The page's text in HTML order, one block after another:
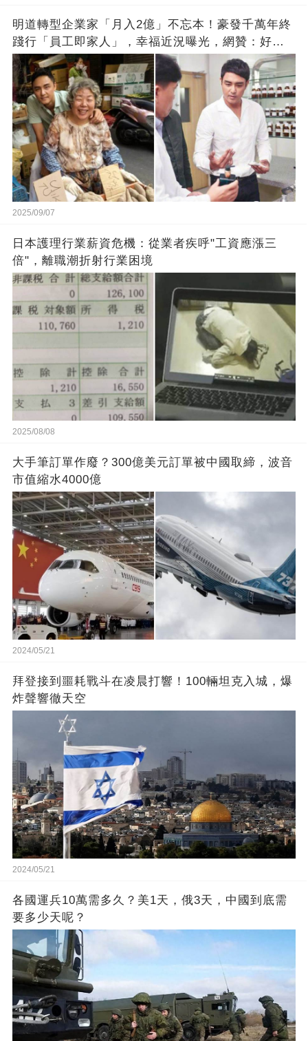
明道轉型企業家「月入2億」不忘本！豪發千萬年終
踐行「員工即家人」，幸福近況曝光，網贊：好老
闆的福報
2025/09/07
日本護理行業薪資危機：從業者疾呼"工資應漲三
倍"，離職潮折射行業困境
2025/08/08
大手筆訂單作廢？300億美元訂單被中國取締，波音
市值縮水4000億
2024/05/21
拜登接到噩耗戰斗在凌晨打響！100輛坦克入城，爆
炸聲響徹天空
2024/05/21
各國運兵10萬需多久？美1天，俄3天，中國到底需
要多少天呢？